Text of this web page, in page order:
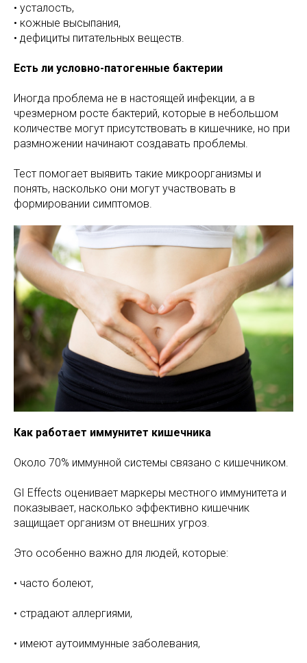
• усталость,
• кожные высыпания,
• дефициты питательных веществ.
Есть ли условно-патогенные бактерии
Иногда проблема не в настоящей инфекции, а в
чрезмерном росте бактерий, которые в небольшом
количестве могут присутствовать в кишечнике, но при
размножении начинают создавать проблемы.
Тест помогает выявить такие микроорганизмы и
понять, насколько они могут участвовать в
формировании симптомов.
Как работает иммунитет кишечника
Около 70% иммунной системы связано с кишечником.
GI Effects оценивает маркеры местного иммунитета и
показывает, насколько эффективно кишечник
защищает организм от внешних угроз.
Это особенно важно для людей, которые:
• часто болеют,
• страдают аллергиями,
• имеют аутоиммунные заболевания,